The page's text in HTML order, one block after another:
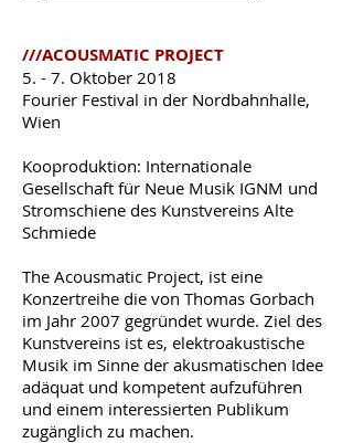
///ACOUSMATIC PROJECT
5. - 7. Oktober 2018
Fourier Festival in der Nordbahnhalle,
Wien
Kooproduktion: Internationale
Gesellschaft für Neue Musik IGNM und
Stromschiene des Kunstvereins Alte
Schmiede
The Acousmatic Project, ist eine
Konzertreihe die von Thomas Gorbach
im Jahr 2007 gegründet wurde. Ziel des
Kunstvereins ist es, elektroakustische
Musik im Sinne der akusmatischen Idee
adäquat und kompetent aufzuführen
und einem interessierten Publikum
zugänglich zu machen.